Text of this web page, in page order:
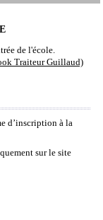
de l'école.
Traiteur Guillaud)
d’inscription à la
sur le site